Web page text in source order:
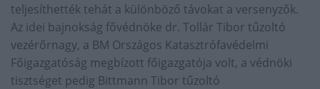
teljesíthették tehát a különböző távokat a versenyzők.
Az idei bajnokság fővédnöke dr. Tollár Tibor tűzoltó
vezérőrnagy, a BM Országos Katasztrófavédelmi
Főigazgatóság megbízott főigazgatója volt, a védnöki
tisztséget pedig Bittmann Tibor tűzoltó